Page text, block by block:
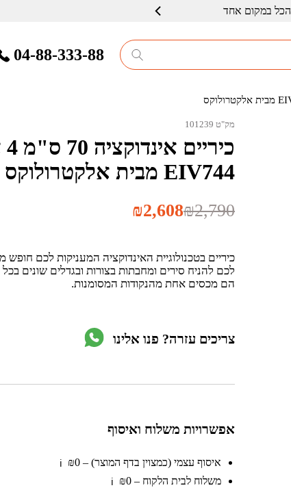
הכל במקום אחד
שרות ברמה גבוה
04-88-333-88
מק"ט 101239
EIV744 מבית אלקטרולוקס
₪2,790המחיר
₪2,790.
₪2,608
המחיר
₪2,608.
כיריים בטכנולוגיית האינדוקציה המעניקות לכם
לכם להניח סירים ומחבתות בצורות ובגדלים שונים
הם מכסים אחת מהנקודות המסומנות.
צריכים עזרה? פנו אלינו
אפשרויות משלוח ואיסוף
איסוף עצמי (כמצוין בדף המוצר) – ₪0 ℹ️
משלוח לבית הלקוח – ₪0 ℹ️